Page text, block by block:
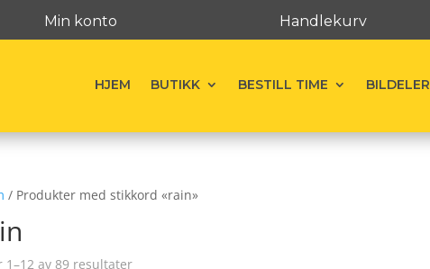
Min konto Handlekurv
HJEM BUTIKK BESTILL TIME BILDELER
/ Produkter med stikkord «rain»
1–12 av 89 resultater